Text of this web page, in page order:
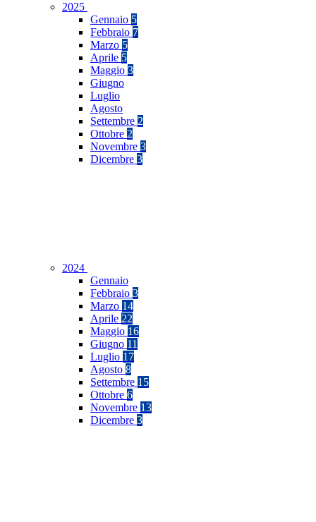
2025
Gennaio 5
Febbraio 7
Marzo 5
Aprile 5
Maggio 3
Giugno
Luglio
Agosto
Settembre 2
Ottobre 2
Novembre 3
Dicembre 3
2024
Gennaio
Febbraio 3
Marzo 14
Aprile 22
Maggio 16
Giugno 11
Luglio 17
Agosto 8
Settembre 15
Ottobre 6
Novembre 13
Dicembre 3